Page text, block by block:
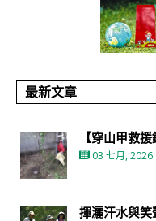
最新文章
【穿山甲救
03 七月, 2026
揮灑汗水與笑